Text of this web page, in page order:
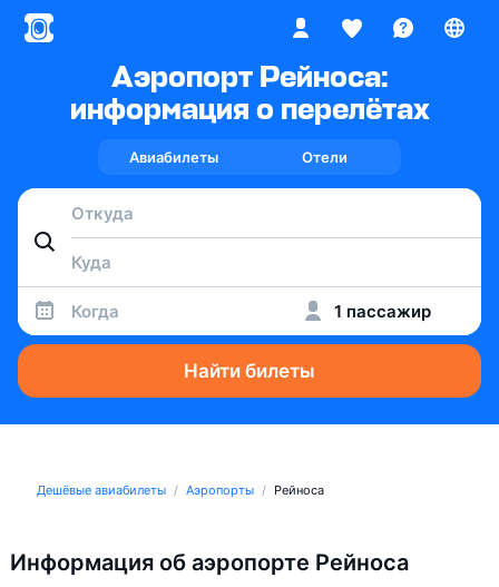
Аэропорт Рейноса:
информация о перелётах
Авиабилеты Отели
Когда 1 пассажир
Найти билеты
Дешёвые авиабилеты Аэропорты Рейноса
Информация об аэропорте Рейноса